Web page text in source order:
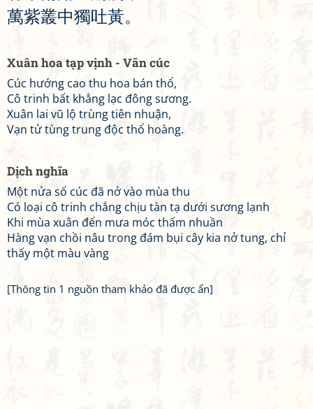
萬紫叢中獨吐黃。
Xuân hoa tạp vịnh - Vãn cúc
Cúc hướng cao thu hoa bán thổ,
Cô trinh bất khẳng lạc đông sương.
Xuân lai vũ lộ trùng tiên nhuận,
Vạn tử tùng trung độc thổ hoàng.
Dịch nghĩa
Một nửa số cúc đã nở vào mùa thu
Có loại cô trinh chẳng chịu tàn tạ dưới sương lạnh
Khi mùa xuân đến mưa móc thấm nhuần
Hàng vạn chồi nâu trong đám bụi cây kia nở tung, chỉ
thấy một màu vàng
[Thông tin 1 nguồn tham khảo đã được ẩn]